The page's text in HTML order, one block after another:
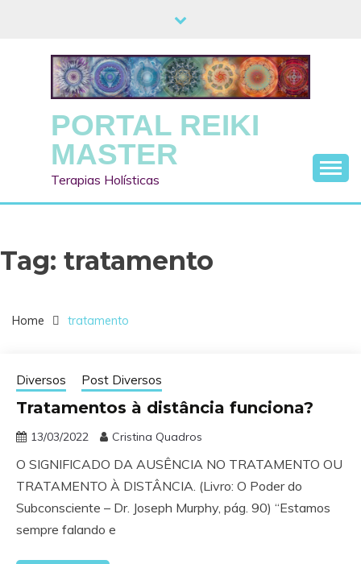
PORTAL REIKI
MASTER
Terapias Holísticas
Tag: tratamento
Home tratamento
Diversos Post Diversos
Tratamentos à distância funciona?
13/03/2022 Cristina Quadros
O SIGNIFICADO DA AUSÊNCIA NO TRATAMENTO OU
TRATAMENTO À DISTÂNCIA. (Livro: O Poder do
Subconsciente – Dr. Joseph Murphy, pág. 90) “Estamos
sempre falando e